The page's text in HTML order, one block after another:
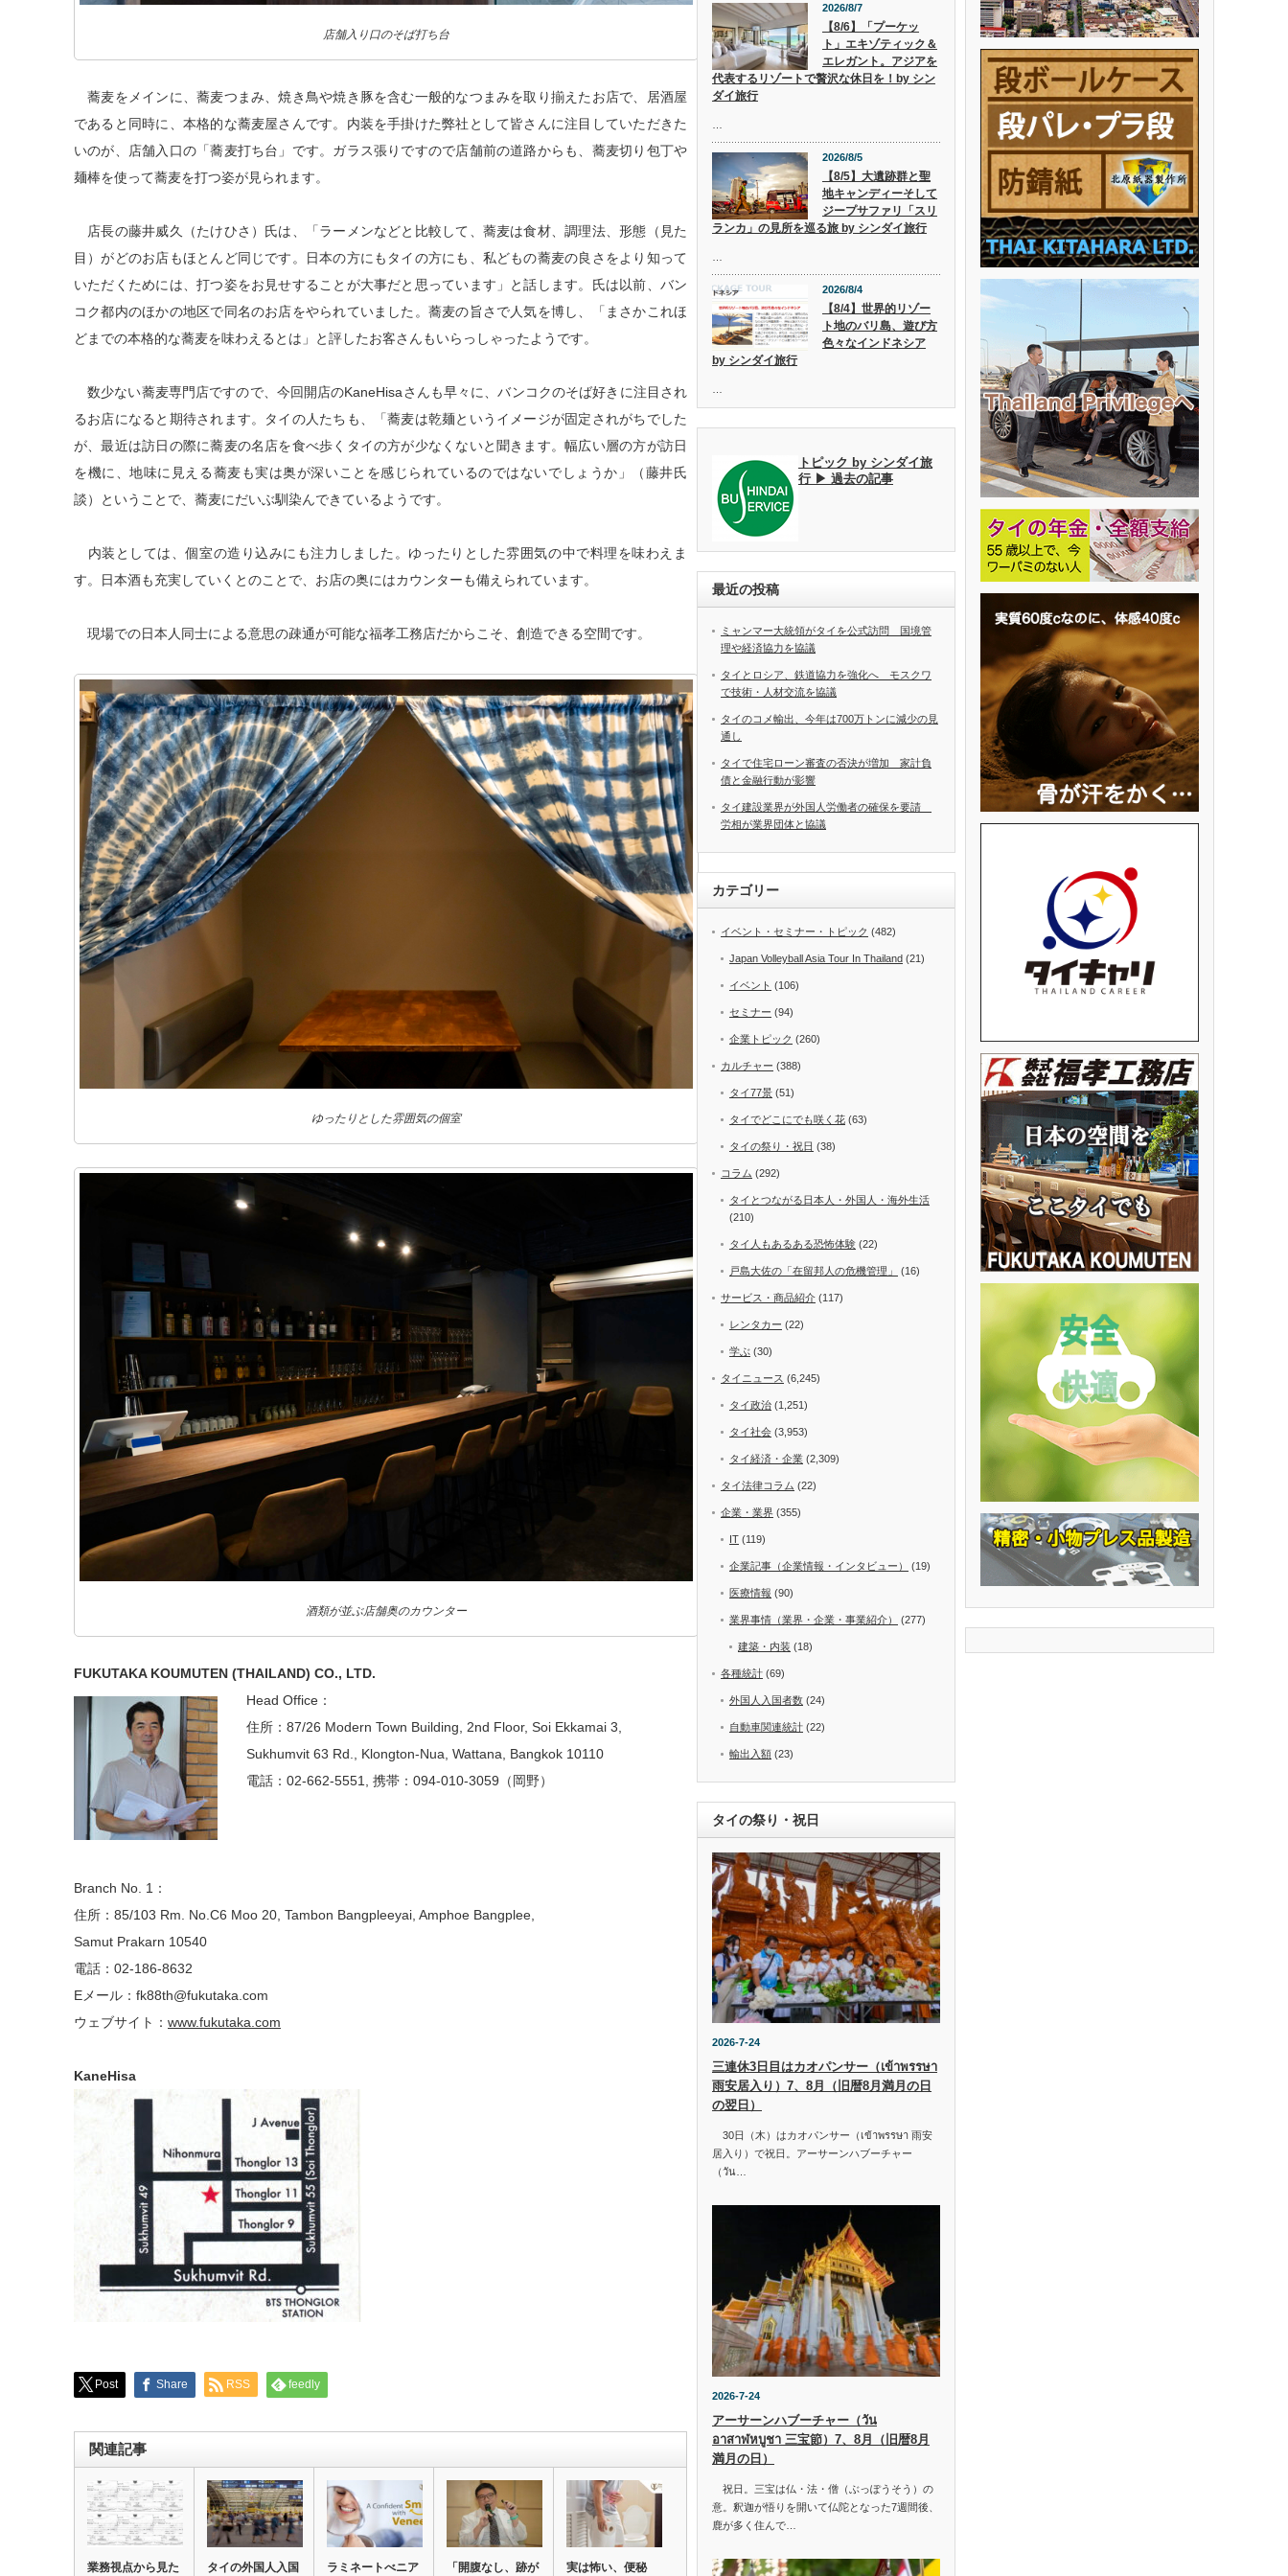
店舗入り口のそば打ち台
蕎麦をメインに、蕎麦つまみ、焼き鳥や焼き豚を含む一般的なつまみを取り揃えたお店で、居酒屋
であると同時に、本格的な蕎麦屋さんです。内装を手掛けた弊社として皆さんに注目していただきた
いのが、店舗入口の「蕎麦打ち台」です。ガラス張りですので店舗前の道路からも、蕎麦切り包丁や
麺棒を使って蕎麦を打つ姿が見られます。
店長の藤井威久（たけひさ）氏は、「ラーメンなどと比較して、蕎麦は食材、調理法、形態（見た
目）がどのお店もほとんど同じです。日本の方にもタイの方にも、私どもの蕎麦の良さをより知って
いただくためには、打つ姿をお見せすることが大事だと思っています」と話します。氏は以前、バン
コク都内のほかの地区で同名のお店をやられていました。蕎麦の旨さで人気を博し、「まさかこれほ
どまでの本格的な蕎麦を味わえるとは」と評したお客さんもいらっしゃったようです。
数少ない蕎麦専門店ですので、今回開店のKaneHisaさんも早々に、バンコクのそば好きに注目され
るお店になると期待されます。タイの人たちも、「蕎麦は乾麺というイメージが固定されがちでした
が、最近は訪日の際に蕎麦の名店を食べ歩くタイの方が少なくないと聞きます。幅広い層の方が訪日
を機に、地味に見える蕎麦も実は奥が深いことを感じられているのではないでしょうか」（藤井氏
談）ということで、蕎麦にだいぶ馴染んできているようです。
内装としては、個室の造り込みにも注力しました。ゆったりとした雰囲気の中で料理を味わえま
す。日本酒も充実していくとのことで、お店の奥にはカウンターも備えられています。
現場での日本人同士による意思の疎通が可能な福孝工務店だからこそ、創造できる空間です。
ゆったりとした雰囲気の個室
酒類が並ぶ店舗奥のカウンター
FUKUTAKA KOUMUTEN (THAILAND) CO., LTD.
Head Office：
住所：87/26 Modern Town Building, 2nd Floor, Soi Ekkamai 3,
Sukhumvit 63 Rd., Klongton-Nua, Wattana, Bangkok 10110
電話：02-662-5551, 携帯：094-010-3059（岡野）
Branch No. 1：
住所：85/103 Rm. No.C6 Moo 20, Tambon Bangpleeyai, Amphoe Bangplee,
Samut Prakarn 10540
電話：02-186-8632
Eメール：fk88th@fukutaka.com
ウェブサイト： www.fukutaka.com
KaneHisa
Post Share RSS feedly
関連記事
業務視点から見た タイの外国人入国 ラミネートべニア 「開腹なし、跡が 実は怖い、便秘
2026/8/7
【8/6】「プーケッ
ト」エキゾティック＆
エレガント。アジアを
代表するリゾートで贅沢な休日を！by シン
ダイ旅行
2026/8/5
【8/5】大遺跡群と聖
地キャンディーそして
ジープサファリ「スリ
ランカ」の見所を巡る旅 by シンダイ旅行
2026/8/4
【8/4】世界的リゾー
ト地のバリ島、遊び方
色々なインドネシア
by シンダイ旅行
トピック by シンダイ旅
行 ▶ 過去の記事
最近の投稿
ミャンマー大統領がタイを公式訪問 国境管
理や経済協力を協議
タイとロシア、鉄道協力を強化へ モスクワ
で技術・人材交流を協議
タイのコメ輸出、今年は700万トンに減少の見
通し
タイで住宅ローン審査の否決が増加 家計負
債と金融行動が影響
タイ建設業界が外国人労働者の確保を要請
労相が業界団体と協議
カテゴリー
イベント・セミナー・トピック (482)
Japan Volleyball Asia Tour In Thailand (21)
イベント (106)
セミナー (94)
企業トピック (260)
カルチャー (388)
タイ77景 (51)
タイでどこにでも咲く花 (63)
タイの祭り・祝日 (38)
コラム (292)
タイとつながる日本人・外国人・海外生活
(210)
タイ人もあるある恐怖体験 (22)
戸島大佐の「在留邦人の危機管理」 (16)
サービス・商品紹介 (117)
レンタカー (22)
学ぶ (30)
タイニュース (6,245)
タイ政治 (1,251)
タイ社会 (3,953)
タイ経済・企業 (2,309)
タイ法律コラム (22)
企業・業界 (355)
IT (119)
企業記事（企業情報・インタビュー） (19)
医療情報 (90)
業界事情（業界・企業・事業紹介） (277)
建築・内装 (18)
各種統計 (69)
外国人入国者数 (24)
自動車関連統計 (22)
輸出入額 (23)
タイの祭り・祝日
2026-7-24
三連休3日目はカオパンサー（เข้าพรรษา
雨安居入り）7、8月（旧暦8月満月の日
の翌日）
30日（木）はカオパンサー（เข้าพรรษา 雨安
居入り）で祝日。アーサーンハブーチャー
（วัน…
2026-7-24
アーサーンハブーチャー（วัน
อาสาฬหบูชา 三宝節）7、8月（旧暦8月
満月の日）
祝日。三宝は仏・法・僧（ぶっぽうそう）の
意。釈迦が悟りを開いて仏陀となった7週間後、
鹿が多く住んで…